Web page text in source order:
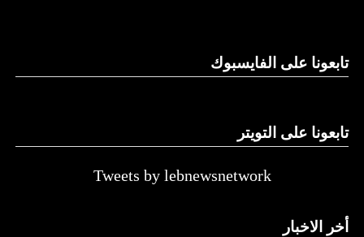
النهار
تابعونا على الفايسبوك
تابعونا على التويتر
Tweets by lebnewsnetwork
أخر الاخبار